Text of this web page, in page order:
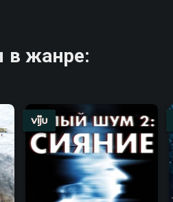
жанре: